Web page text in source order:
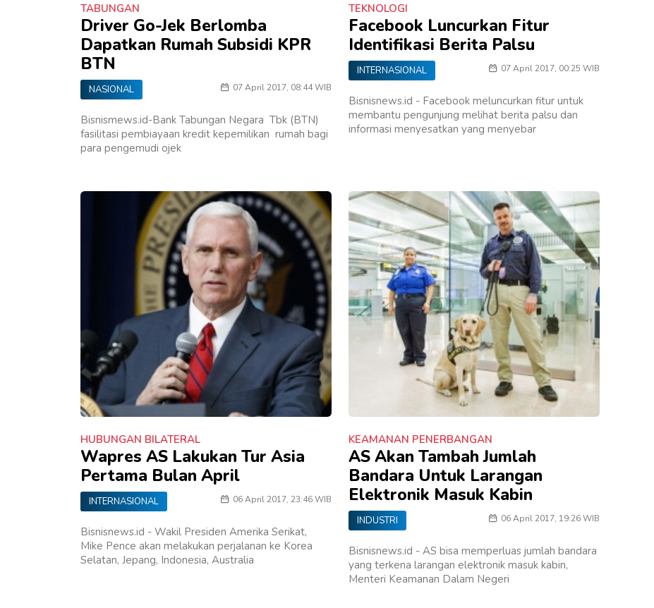
TABUNGAN
Driver Go-Jek Berlomba
Dapatkan Rumah Subsidi KPR
BTN
NASIONAL 07 April 2017, 08:44 WIB
Bisnismews.id-Bank Tabungan Negara Tbk (BTN)
fasilitasi pembiayaan kredit kepemilikan rumah bagi
para pengemudi ojek
TEKNOLOGI
Facebook Luncurkan Fitur
Identifikasi Berita Palsu
INTERNASIONAL 07 April 2017, 00:25 WIB
Bisnisnews.id - Facebook meluncurkan fitur untuk
membantu pengunjung melihat berita palsu dan
informasi menyesatkan yang menyebar
HUBUNGAN BILATERAL
Wapres AS Lakukan Tur Asia
Pertama Bulan April
INTERNASIONAL 06 April 2017, 23:46 WIB
Bisnisnews.id - Wakil Presiden Amerika Serikat,
Mike Pence akan melakukan perjalanan ke Korea
Selatan, Jepang, Indonesia, Australia
KEAMANAN PENERBANGAN
AS Akan Tambah Jumlah
Bandara Untuk Larangan
Elektronik Masuk Kabin
INDUSTRI 06 April 2017, 19:26 WIB
Bisnisnews.id - AS bisa memperluas jumlah bandara
yang terkena larangan elektronik masuk kabin,
Menteri Keamanan Dalam Negeri